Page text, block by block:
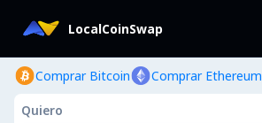
LocalCoinSwap
Comprar Bitcoin Comprar Ethereum
Quiero